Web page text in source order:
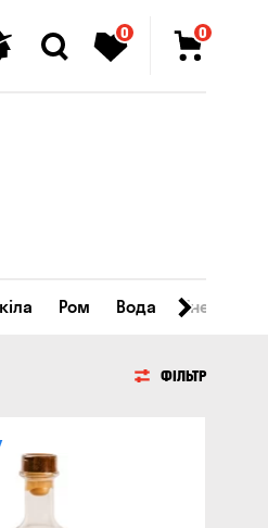
0 0
Ром Вода
ФІЛЬТР